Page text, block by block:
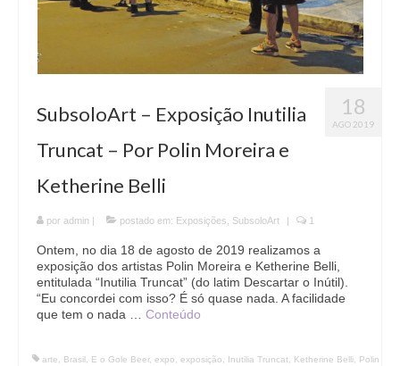
18
AGO 2019
SubsoloArt – Exposição Inutilia
Truncat – Por Polin Moreira e
Ketherine Belli
por admin | postado em: Exposições SubsoloArt | 1
Ontem, no dia 18 de agosto de 2019 realizamos a
exposição dos artistas Polin Moreira e Ketherine Belli,
entitulada “Inutilia Truncat” (do latim Descartar o Inútil).
“Eu concordei com isso? É só quase nada. A facilidade
que tem o nada … Conteúdo
arte Brasil E o Gole Beer, expo exposição Inutilia Truncat Ketherine Belli
Polin